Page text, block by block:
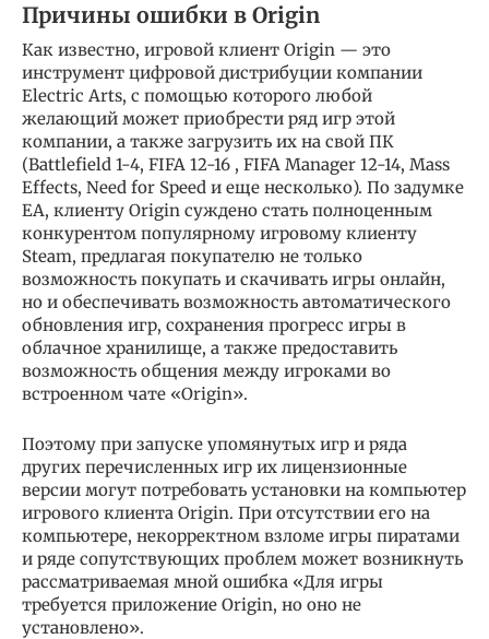
Причины ошибки в Origin
Как известно, игровой клиент Origin — это
инструмент цифровой дистрибуции компании
Electric Arts, с помощью которого любой
желающий может приобрести ряд игр этой
компании, а также загрузить их на свой ПК
(Battlefield 1-4, FIFA 12-16 , FIFA Manager 12-14, Mass
Effects, Need for Speed ​​и еще несколько). По задумке
EA, клиенту Origin суждено стать полноценным
конкурентом популярному игровому клиенту
Steam, предлагая покупателю не только
возможность покупать и скачивать игры онлайн,
но и обеспечивать возможность автоматического
обновления игр, сохранения прогресс игры в
облачное хранилище, а также предоставить
возможность общения между игроками во
встроенном чате «Origin».
Поэтому при запуске упомянутых игр и ряда
других перечисленных игр их лицензионные
версии могут потребовать установки на компьютер
игрового клиента Origin. При отсутствии его на
компьютере, некорректном взломе игры пиратами
и ряде сопутствующих проблем может возникнуть
рассматриваемая мной ошибка «Для игры
требуется приложение Origin, но оно не
установлено».